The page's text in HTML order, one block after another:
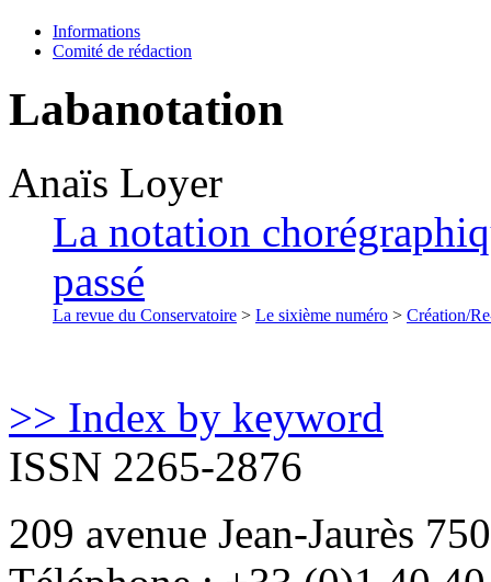
Informations
Comité de rédaction
Labanotation
Anaïs Loyer
La notation
passé
La revue du Conservatoire > Le sixième numéro > Création/
>> Index by keyword
ISSN 2265-2876
209 avenue Jean-Jaurès